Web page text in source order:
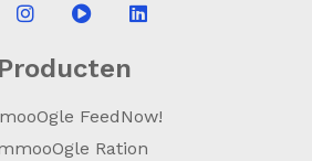
Producten
FeedNow!
Ration